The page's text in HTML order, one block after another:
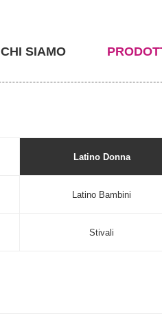
CHI SIAMO
Latino Donna
Latino Bambini
Stivali